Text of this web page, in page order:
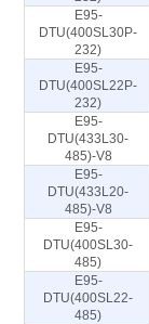
E95-
DTU(400SL30P-
232)
E95-
DTU(400SL22P-
232)
E95-
DTU(433L30-
485)-V8
E95-
DTU(433L20-
485)-V8
E95-
DTU(400SL30-
485)
E95-
DTU(400SL22-
485)